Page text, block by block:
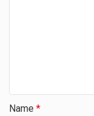
Name *